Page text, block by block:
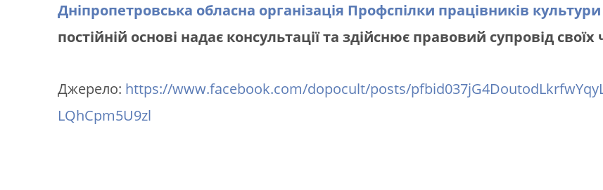
Дніпропетровська обласна організація Профспілки працівників культури
постійній основі надає консультації та здійснює правовий супровід своїх
Джерело: https://www.facebook.com/dopocult/posts/
LQhCpm5U9zl